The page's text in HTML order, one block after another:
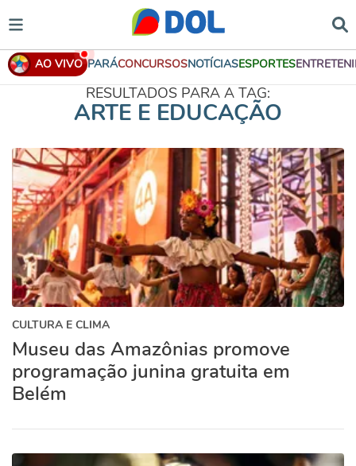
AO VIVO PARÁCONCURSOSNOTÍCIASESPORTES
RESULTADOS PARA A TAG:
ARTE E EDUCAÇÃO
CULTURA E CLIMA
Museu das Amazônias promove
programação junina gratuita em
Belém